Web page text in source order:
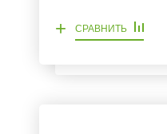
+ СРАВНИТЬ